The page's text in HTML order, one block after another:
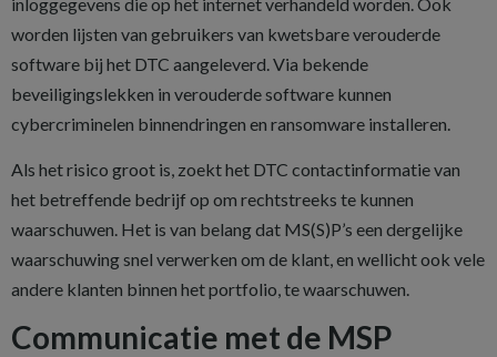
worden lijsten van gebruikers van kwetsbare verouderde
software bij het DTC aangeleverd. Via bekende
beveiligingslekken in verouderde software kunnen
cybercriminelen binnendringen en ransomware installeren.
Als het risico groot is, zoekt het DTC contactinformatie van
het betreffende bedrijf op om rechtstreeks te kunnen
waarschuwen. Het is van belang dat MS(S)P’s een dergelijke
waarschuwing snel verwerken om de klant, en wellicht ook vele
andere klanten binnen het portfolio, te waarschuwen.
Communicatie met de MSP